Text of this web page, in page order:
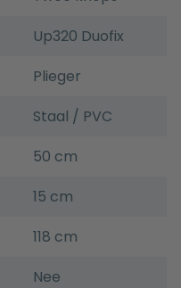
Up320 Duofix
Plieger
Staal / PVC
50 cm
15 cm
118 cm
Nee